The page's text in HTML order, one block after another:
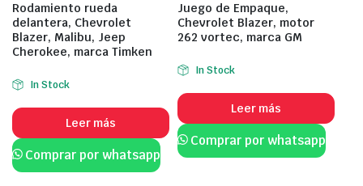
Rodamiento rueda
delantera, Chevrolet
Blazer, Malibu, Jeep
Cherokee, marca Timken
In Stock
Leer más
Comprar por whatsapp
Juego de Empaque,
Chevrolet Blazer, motor
262 vortec, marca GM
In Stock
Leer más
Comprar por whatsapp